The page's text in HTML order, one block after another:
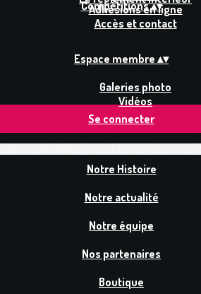
Adhésions en ligne
Accès et contact
Compétitions▴▾
Espace membre ▴▾
Galeries photo
Vidéos
Se connecter
Notre Histoire
Notre actualité
Notre équipe
Nos partenaires
Boutique